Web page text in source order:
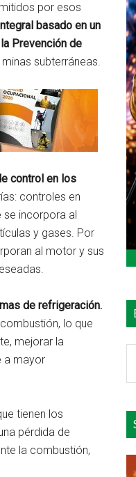
por esos
basado en un
Prevención de
subterráneas.
control en los
controles en
incorpora al
y gases. Por
al motor y sus
de refrigeración.
lo que
mejorar la
a mayor
tienen los
pérdida de
la combustión,